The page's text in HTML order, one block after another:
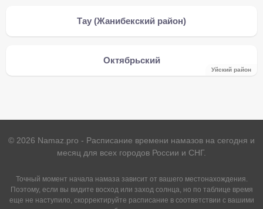
Тау (Жанибекский район)
Октябрьский
Уйский район
© 2026 Namaz.pro - Расписание времени намазов на сегодня и
месяц для всех городов России и СНГ.
Точный момент начала намаза зависит от вашего местонахождения.
Поэтому, если вы видите восход или заход солнца, но по таблице время
еще не наступило, скорректируйте расписание в соответствии с вашими